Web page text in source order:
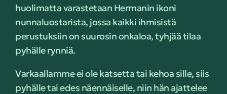
huolimatta varastetaan Hermanin ikoni
nunnaluostarista, jossa kaikki ihmisistä
perustuksiin on suurosin onkaloa, tyhjää tilaa
pyhälle rynniä.
Varkaallamme ei ole katsetta tai kehoa sille, siis
pyhälle tai edes näennäiselle, niin hän ajattelee